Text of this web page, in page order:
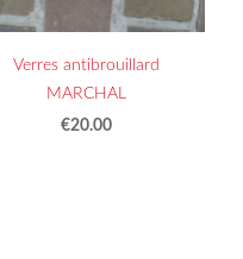
Verres antibrouillard
MARCHAL
€20.00